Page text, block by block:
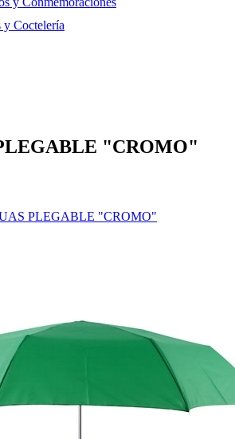
y Coctelería
"CROMO"
PLEGABLE "CROMO"